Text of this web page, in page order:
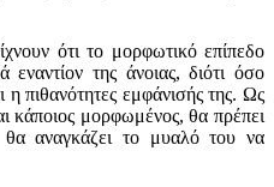
ότι το μορφωτικό επίπεδο
εναντίον της άνοιας, διότι όσο
η πιθανότητες εμφάνισής της. Ως
κάποιος μορφωμένος, θα πρέπει
αναγκάζει το μυαλό του να